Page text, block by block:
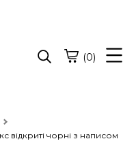
(0)
відкриті чорні з написом